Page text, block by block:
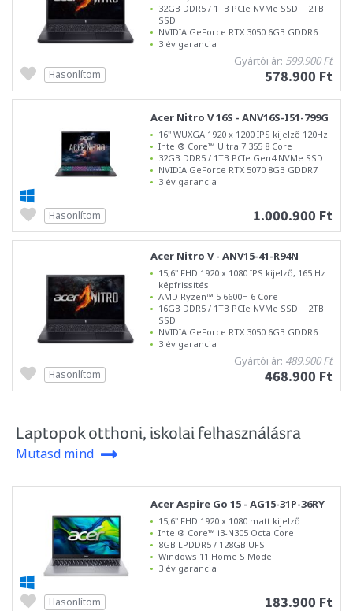
32GB DDR5 / 1TB PCIe NVMe SSD + 2TB
SSD
NVIDIA GeForce RTX 3050 6GB GDDR6
3 év garancia
Gyártói ár: 599.900 Ft
578.900 Ft
Hasonlítom
Acer Nitro V 16S - ANV16S-I51-799G
16" WUXGA 1920 x 1200 IPS kijelző 120Hz
Intel® Core™ Ultra 7 355 8 Core
32GB DDR5 / 1TB PCIe Gen4 NVMe SSD
NVIDIA GeForce RTX 5070 8GB GDDR7
3 év garancia
1.000.900 Ft
Hasonlítom
Acer Nitro V - ANV15-41-R94N
15,6" FHD 1920 x 1080 IPS kijelző, 165 Hz
képfrissítés!
AMD Ryzen™ 5 6600H 6 Core
16GB DDR5 / 1TB PCIe NVMe SSD + 2TB
SSD
NVIDIA GeForce RTX 3050 6GB GDDR6
3 év garancia
Gyártói ár: 489.900 Ft
468.900 Ft
Hasonlítom
Laptopok otthoni, iskolai felhasználásra
Mutasd mind
Acer Aspire Go 15 - AG15-31P-36RY
15,6" FHD 1920 x 1080 matt kijelző
Intel® Core™ i3-N305 Octa Core
8GB LPDDR5 / 128GB UFS
Windows 11 Home S Mode
3 év garancia
183.900 Ft
Hasonlítom